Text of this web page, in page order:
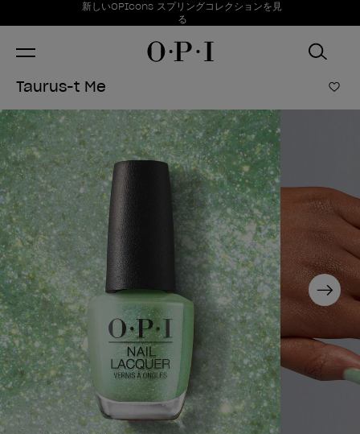
お得情報新しいOPIcons スプリングコレクションを見
る
Item 1 of 1
Taurus-t Me ほ
Next